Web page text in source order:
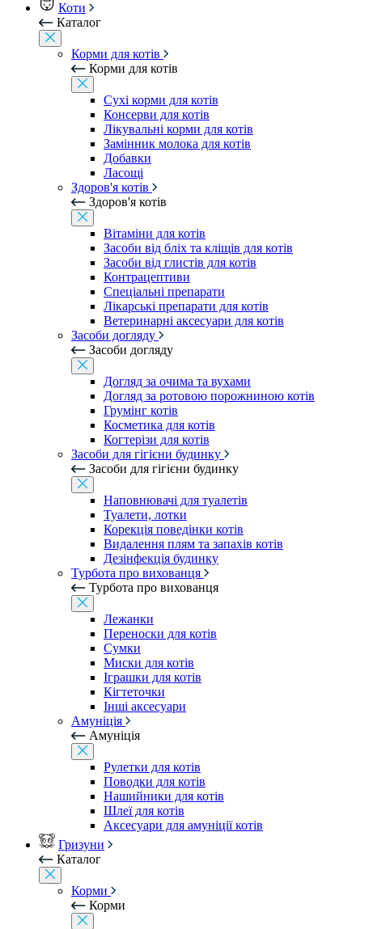
Коти
Каталог
Корми для котів
Корми для котів
Сухі корми для котів
Консерви для котів
Лікувальні корми для котів
Замінник молока для котів
Добавки
Ласощі
Здоров'я котів
Здоров'я котів
Вітаміни для котів
Засоби від бліх та кліщів для котів
Засоби від глистів для котів
Контрацептиви
Спеціальні препарати
Лікарські препарати для котів
Ветеринарні аксесуари для котів
Засоби догляду
Засоби догляду
Догляд за очима та вухами
Догляд за ротовою порожниною котів
Грумінг котів
Косметика для котів
Когтерізи для котів
Засоби для гігієни будинку
Засоби для гігієни будинку
Наповнювачі для туалетів
Туалети, лотки
Корекція поведінки котів
Видалення плям та запахів котів
Дезінфекція будинку
Турбота про вихованця
Турбота про вихованця
Лежанки
Переноски для котів
Сумки
Миски для котів
Іграшки для котів
Кігтеточки
Інші аксесуари
Амуніція
Амуніція
Рулетки для котів
Поводки для котів
Нашийники для котів
Шлеї для котів
Аксесуари для амуніції котів
Гризуни
Каталог
Корми
Корми